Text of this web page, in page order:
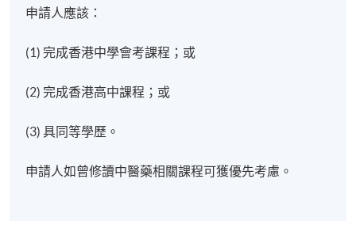
申請人應該：
(1) 完成香港中學會考課程；或
(2) 完成香港高中課程；或
(3) 具同等學歷。
申請人如曾修讀中醫藥相關課程可獲優先考慮。